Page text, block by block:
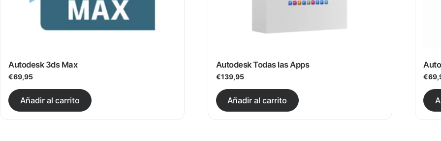
Autodesk 3ds Max
€69,95
Añadir al carrito
Este producto tiene múltiples variantes. Las opciones se pueden elegir en la página de
Autodesk Todas las Apps
€139,95
Añadir al carrito
Este producto tiene múltiples
€